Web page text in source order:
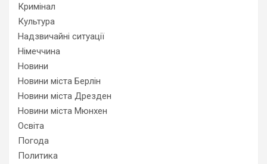
Кримінал
Культура
Надзвичайні ситуації
Німеччина
Новини
Новини міста Берлін
Новини міста Дрезден
Новини міста Мюнхен
Освіта
Погода
Политика